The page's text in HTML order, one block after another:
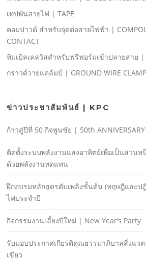
เทปพันสายไฟ | TAPE
คอมปาวด์ สําหรับจุดต่อสายไฟฟ้า |
CONTACT
ทิมเบิลเคลวิสสําหรับฟรีฟอร์มเข้าปลายสาย |
กราวด์วายแคล้มป์ | GROUND WIRE CLAMP
ข่าวประชาสัมพันธ์ | KPC
ก้าวสู่ปีที่ 50 กิจพูนชัย | 50th ANNIVERSARY
ติดตั้งระบบพลังงานแสงอาทิตย์เพื่อเป็นส่วน
ด้วยพลังงานทดแทน
ฝึกอบรมหลักสูตรดับเพลิงขั้นต้น (ทฤษฎีและ
ไฟประจําปี
กิจกรรมงานเลี้ยงปีใหม่ | New Year’s Party
รับมอบประกาศเกียรติคุณธรรมาภิบาลสิ่งแว
เขียว